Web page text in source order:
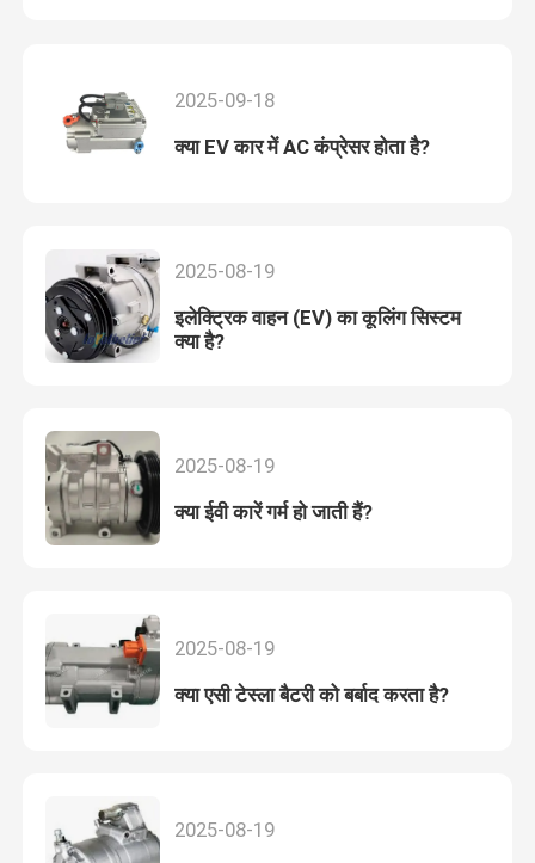
2025-09-18
क्या EV कार में AC कंप्रेसर होता है?
2025-08-19
इलेक्ट्रिक वाहन (EV) का कूलिंग सिस्टम
क्या है?
2025-08-19
क्या ईवी कारें गर्म हो जाती हैं?
2025-08-19
क्या एसी टेस्ला बैटरी को बर्बाद करता है?
2025-08-19